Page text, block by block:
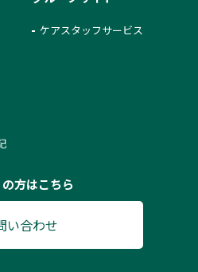
ケアスタッフサービス
方はこちら
い合わせ